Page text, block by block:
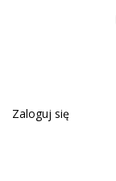
Zaloguj się